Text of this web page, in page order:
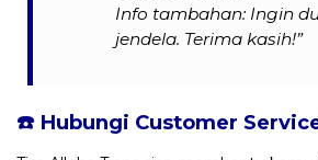
Info tambahan: Ingin
jendela. Terima kasih!”
☎️ Hubungi Customer